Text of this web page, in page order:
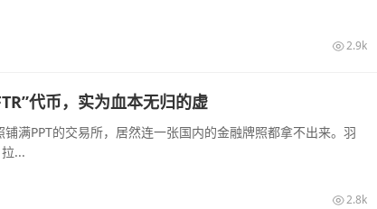
2.9k
代币，实为血本无归的虚
满PPT的交易所，居然连一张国内的金融牌照都拿不出来。羽
...
2.8k